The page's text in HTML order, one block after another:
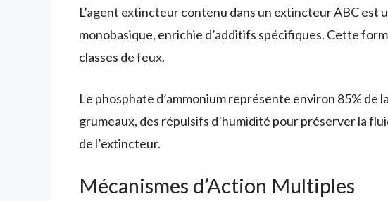
L’agent extincteur contenu dans un extincteur ABC
monobasique, enrichie d’additifs spécifiques. Cette
classes de feux.
Le phosphate d’ammonium représente environ 85%
grumeaux, des répulsifs d’humidité pour préserver la
de l’extincteur.
Mécanismes d’Action Multiples